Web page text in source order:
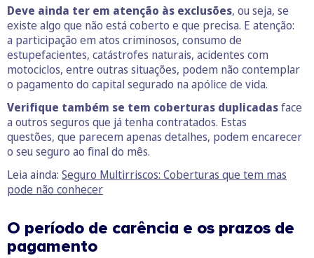
Deve ainda ter em atenção às exclusões, ou seja, se
existe algo que não está coberto e que precisa. E atenção:
a participação em atos criminosos, consumo de
estupefacientes, catástrofes naturais, acidentes com
motociclos, entre outras situações, podem não contemplar
o pagamento do capital segurado na apólice de vida.
Verifique também se tem coberturas duplicadasface
a outros seguros que já tenha contratados. Estas
questões, que parecem apenas detalhes, podem encarecer
o seu seguro ao final do mês.
Leia ainda: Seguro Multirriscos: Coberturas que tem mas
pode não conhecer
O período de carência e os prazos de
pagamento